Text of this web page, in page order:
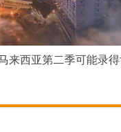
来西亚第二季可能录